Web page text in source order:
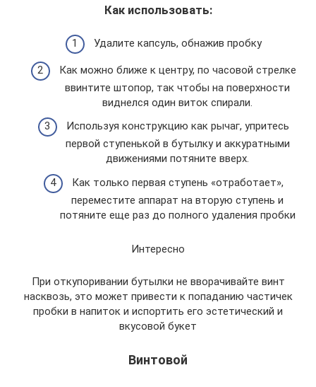
Как использовать:
Удалите капсуль, обнажив пробку
Как можно ближе к центру, по часовой стрелке
ввинтите штопор, так чтобы на поверхности
виднелся один виток спирали.
Используя конструкцию как рычаг, упритесь
первой ступенькой в бутылку и аккуратными
движениями потяните вверх.
Как только первая ступень «отработает»,
переместите аппарат на вторую ступень и
потяните еще раз до полного удаления пробки
Интересно
При откупоривании бутылки не вворачивайте винт
насквозь, это может привести к попаданию частичек
пробки в напиток и испортить его эстетический и
вкусовой букет
Винтовой